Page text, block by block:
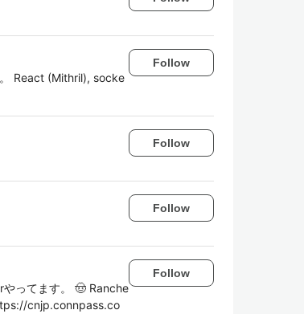
React (Mithril), socke
Follow
Follow
Follow
ってます。 🤠 Ranche
cnjp.connpass.co
Follow